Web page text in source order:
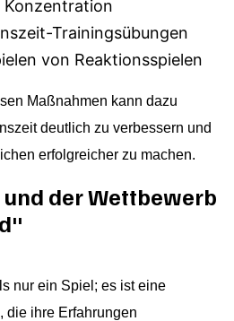
Trainingsübungen
von Reaktionsspielen
Maßnahmen kann dazu
deutlich zu verbessern und
erfolgreicher zu machen.
der Wettbewerb
nur ein Spiel; es ist eine
die ihre Erfahrungen